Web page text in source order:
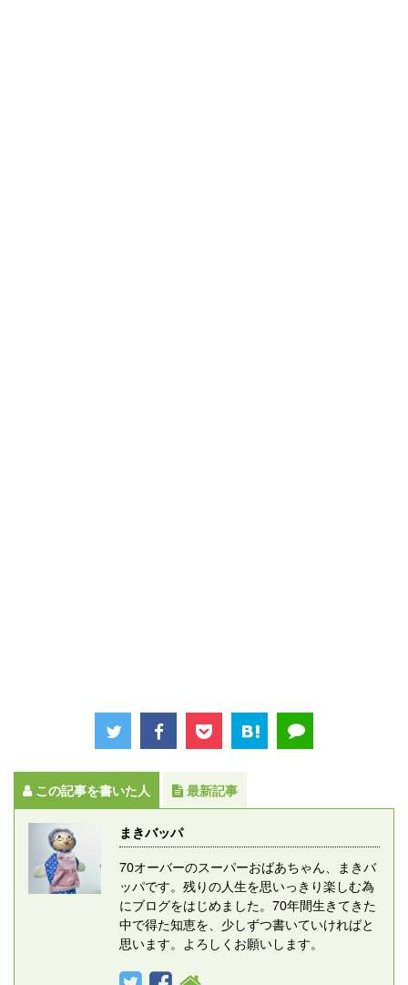
この記事を書いた人 最新記事
まきバッパ
70オーバーのスーパーおばあちゃん、まきバ
ッパです。残りの人生を思いっきり楽しむ為
にブログをはじめました。70年間生きてきた
中で得た知恵を、少しずつ書いていければと
思います。よろしくお願いします。